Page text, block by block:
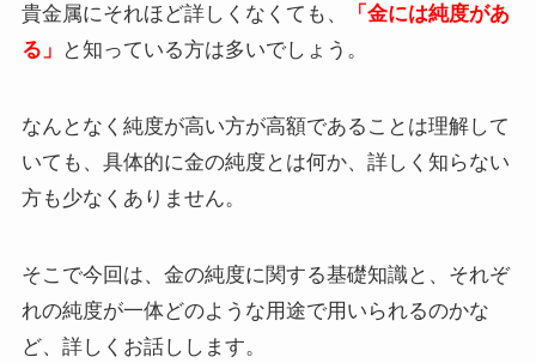
貴金属にそれほど詳しくなくても、
「金には純度があ
る」
と知っている方は多いでしょう。
なんとなく純度が高い方が高額であることは理解して
いても、具体的に金の純度とは何か、詳しく知らない
方も少なくありません。
そこで今回は、金の純度に関する基礎知識と、それぞ
れの純度が一体どのような用途で用いられるのかな
ど、詳しくお話しします。